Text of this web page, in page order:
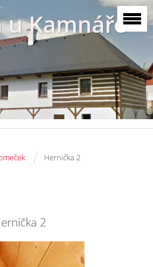
u Kamnáře
/ Hernička 2
2